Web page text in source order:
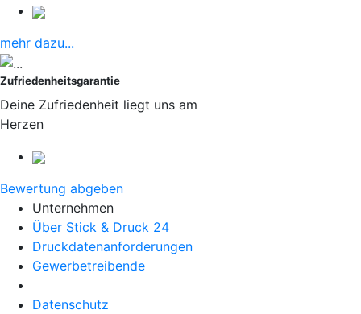
mehr dazu...
Zufriedenheitsgarantie
Deine Zufriedenheit liegt uns am
Herzen
Bewertung abgeben
Unternehmen
Über Stick & Druck 24
Druckdatenanforderungen
Gewerbetreibende
Datenschutz